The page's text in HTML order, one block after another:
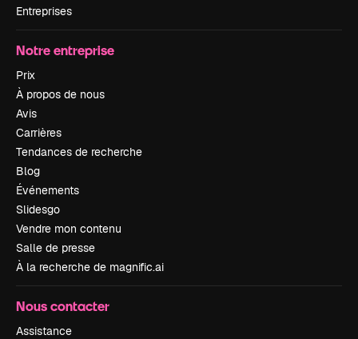
Entreprises
Notre entreprise
Prix
À propos de nous
Avis
Carrières
Tendances de recherche
Blog
Événements
Slidesgo
Vendre mon contenu
Salle de presse
À la recherche de magnific.ai
Nous contacter
Assistance